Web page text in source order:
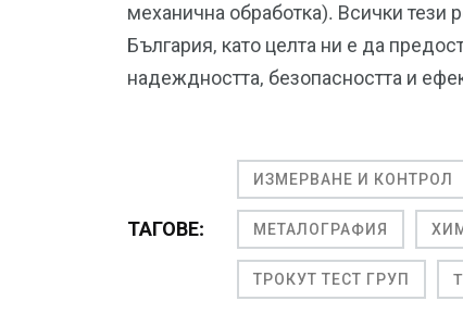
механична обработка). Всички тези
България, като целта ни е да
надеждността, безопасността и
ТАГОВЕ:
ИЗМЕРВАНЕ И КОНТРОЛ
МЕТАЛОГРАФИЯ
ТРОКУТ ТЕСТ ГРУП